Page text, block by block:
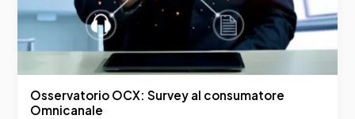
Osservatorio OCX: Survey al consumatore
Omnicanale